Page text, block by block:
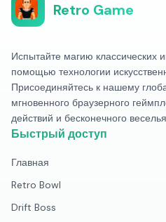
Retro Game
Испытайте магию классических
помощью технологии
Присоединяйтесь к нашему
мгновенного браузерного
действий и бесконечного
Быстрый доступ
Главная
Retro Bowl
Drift Boss